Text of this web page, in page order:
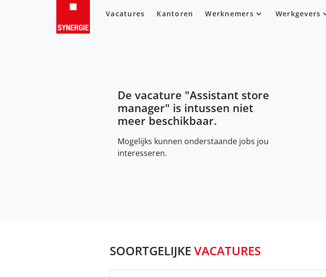
Vacatures Kantoren Werknemers Werkgevers
De vacature "Assistant store
manager" is intussen niet
meer beschikbaar.
Mogelijks kunnen onderstaande jobs jou
interesseren.
SOORTGELIJKE VACATURES